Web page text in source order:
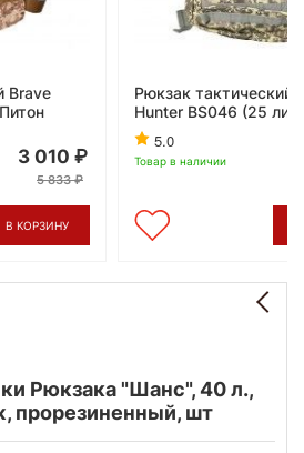
Brave
3 010
5 833
В КОРЗИНУ
Рюкзак тактический
Hunter BS046 (25
5.0
Товар в наличии
Рюкзака "Шанс", 40 л.,
прорезиненный, шт